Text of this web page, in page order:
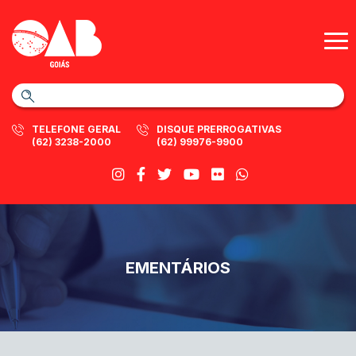
TELEFONE GERAL
(62) 3238-2000
DISQUE PRERROGATIVAS
(62) 99976-9900
EMENTÁRIOS